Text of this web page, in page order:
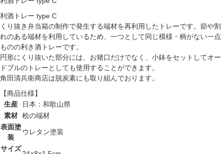
利酒トレー type C
くり抜き弁当箱の制作で発生する端材を再利用したトレーです。節や割
れのある端材を利用しているため、一つとして同じ模様・柄がない一点
ものの利き酒トレーです。
円形にくり抜いた部分には、お猪口だけでなく、小鉢をセットしてオー
ドブルのトレーとしても使用することができます。
角田清兵衛商店は脱炭素にも取り組んでおります。
【商品仕様】
生産
日本：和歌山県
素材 桧の端材
表面塗
装
ウレタン塗装
サイズ